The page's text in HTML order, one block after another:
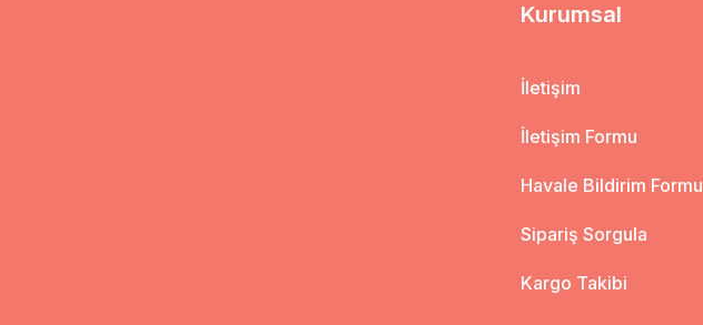
Kurumsal
İletişim
İletişim Formu
Havale Bildirim Formu
Sipariş Sorgula
Kargo Takibi